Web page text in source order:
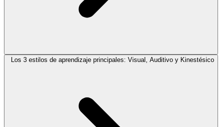
Los 3 estilos de aprendizaje principales: Visual, Auditivo y Kinestésico